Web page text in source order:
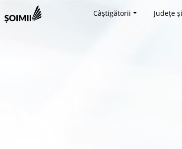
Câștigătorii Județe